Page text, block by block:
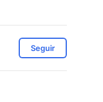
Seguir